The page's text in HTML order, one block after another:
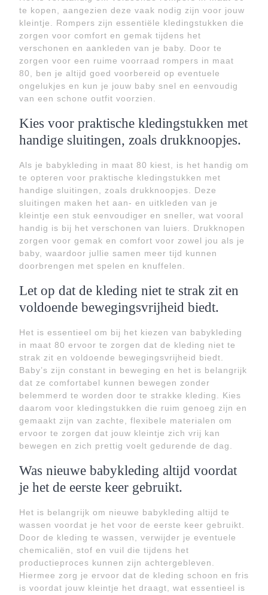
te kopen, aangezien deze vaak nodig zijn voor jouw
kleintje. Rompers zijn essentiële kledingstukken die
zorgen voor comfort en gemak tijdens het
verschonen en aankleden van je baby. Door te
zorgen voor een ruime voorraad rompers in maat
80, ben je altijd goed voorbereid op eventuele
ongelukjes en kun je jouw baby snel en eenvoudig
van een schone outfit voorzien.
Kies voor praktische kledingstukken met
handige sluitingen, zoals drukknoopjes.
Als je babykleding in maat 80 kiest, is het handig om
te opteren voor praktische kledingstukken met
handige sluitingen, zoals drukknoopjes. Deze
sluitingen maken het aan- en uitkleden van je
kleintje een stuk eenvoudiger en sneller, wat vooral
handig is bij het verschonen van luiers. Drukknopen
zorgen voor gemak en comfort voor zowel jou als je
baby, waardoor jullie samen meer tijd kunnen
doorbrengen met spelen en knuffelen.
Let op dat de kleding niet te strak zit en
voldoende bewegingsvrijheid biedt.
Het is essentieel om bij het kiezen van babykleding
in maat 80 ervoor te zorgen dat de kleding niet te
strak zit en voldoende bewegingsvrijheid biedt.
Baby’s zijn constant in beweging en het is belangrijk
dat ze comfortabel kunnen bewegen zonder
belemmerd te worden door te strakke kleding. Kies
daarom voor kledingstukken die ruim genoeg zijn en
gemaakt zijn van zachte, flexibele materialen om
ervoor te zorgen dat jouw kleintje zich vrij kan
bewegen en zich prettig voelt gedurende de dag.
Was nieuwe babykleding altijd voordat
je het de eerste keer gebruikt.
Het is belangrijk om nieuwe babykleding altijd te
wassen voordat je het voor de eerste keer gebruikt.
Door de kleding te wassen, verwijder je eventuele
chemicaliën, stof en vuil die tijdens het
productieproces kunnen zijn achtergebleven.
Hiermee zorg je ervoor dat de kleding schoon en fris
is voordat jouw kleintje het draagt, wat essentieel is